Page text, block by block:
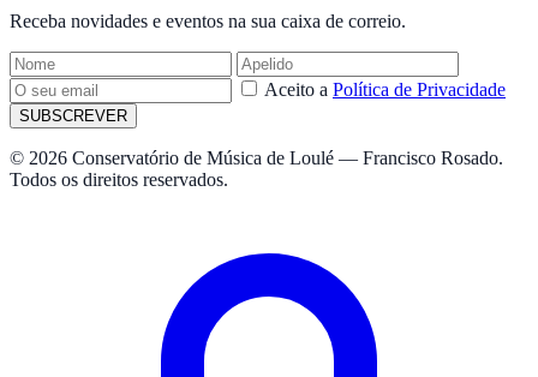
Receba novidades e eventos na sua caixa de correio.
Aceito a Política de Privacidade
SUBSCREVER
© 2026 Conservatório de Música de Loulé — Francisco Rosado.
Todos os direitos reservados.